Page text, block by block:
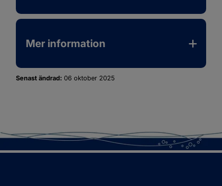
Mer information
Senast ändrad: 06 oktober 2025